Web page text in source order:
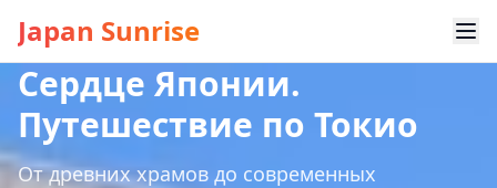
Japan Sunrise
Сердце Японии.
Путешествие по Токио
От древних храмов до современных